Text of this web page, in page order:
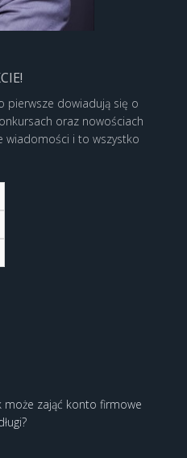
pierwsze dowiadują się o
oraz nowościach
wiadomości i to wszystko
może zająć konto firmowe